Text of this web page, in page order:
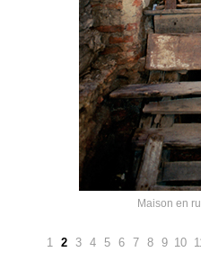
Maison en
1 2 3 4 5 6 7 8 9 10